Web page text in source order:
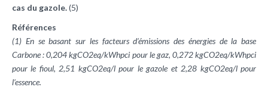
cas du gazole.(5)
Références
(1) En se basant sur les facteurs d’émissions des énergies de la base
Carbone : 0,204 kgCO2eq/kWhpci pour le gaz, 0,272 kgCO2eq/kWhpci
pour le fioul, 2,51 kgCO2eq/l pour le gazole et 2,28 kgCO2eq/l pour
l’essence.